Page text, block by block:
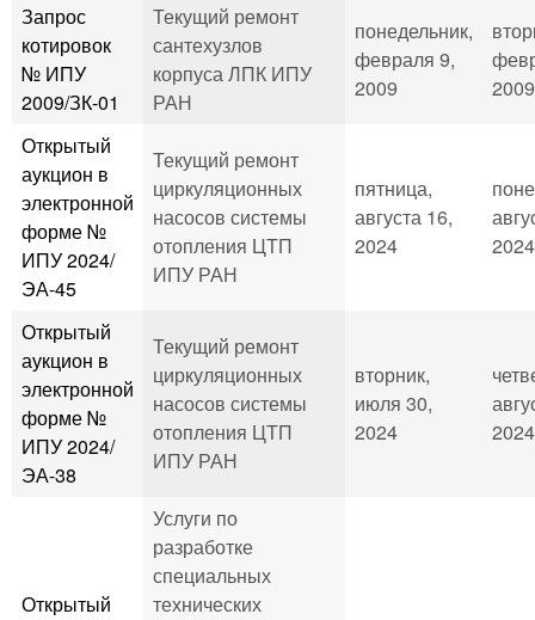
Запрос
котировок
№ ИПУ
2009/ЗК-01
Текущий ремонт
сантехузлов
корпуса ЛПК ИПУ
РАН
понедельник,
февраля 9,
2009
Открытый
аукцион в
электронной
форме №
ИПУ 2024/
ЭА-45
Текущий ремонт
циркуляционных
насосов системы
отопления ЦТП
ИПУ РАН
пятница,
августа 16,
2024
Открытый
аукцион в
электронной
форме №
ИПУ 2024/
ЭА-38
Текущий ремонт
циркуляционных
насосов системы
отопления ЦТП
ИПУ РАН
вторник,
июля 30,
2024
Открытый
Услуги по
разработке
специальных
технических